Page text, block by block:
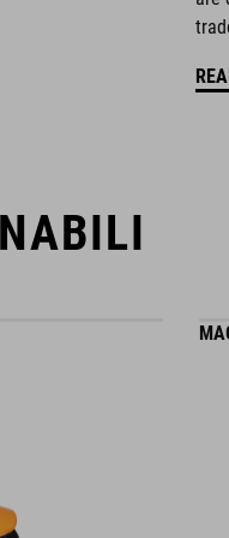
alla stretta